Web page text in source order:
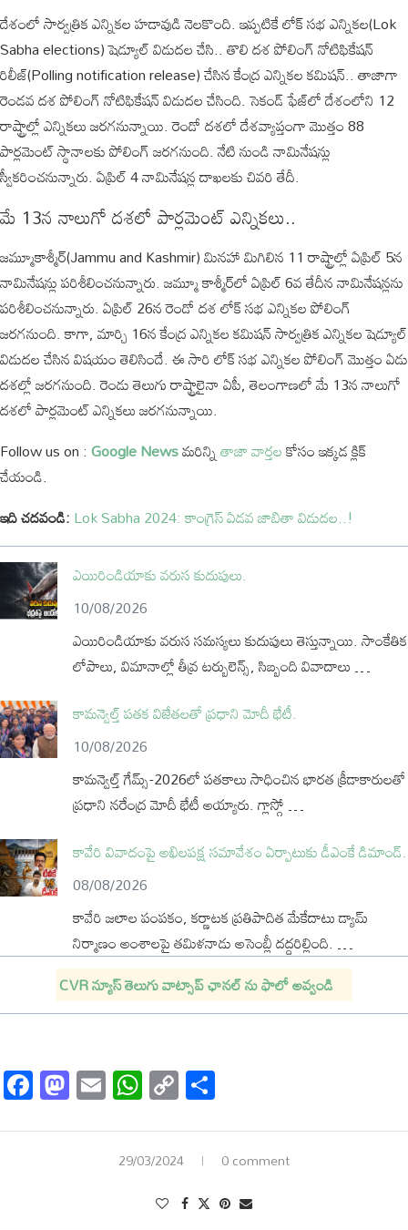
దేశంలో సార్వత్రిక ఎన్నికల హడావుడి నెలకొంది. ఇప్పటికే లోక్ సభ ఎన్నికల(Lok
Sabha elections) షెడ్యూల్ విడుదల చేసి.. తొలి దశ పోలింగ్ నోటిఫికేషన్
రిలీజ్(Polling notification release) చేసిన కేంద్ర ఎన్నికల కమిషన్.. తాజాగా
రెండవ దశ పోలింగ్ నోటిఫికేషన్ విడుదల చేసింది. సెకండ్ ఫేజ్‌లో దేశంలోని 12
రాష్ట్రాల్లో ఎన్నికలు జరగనున్నాయి. రెండో దశలో దేశవ్యాప్తంగా మొత్తం 88
పార్లమెంట్ స్థానాలకు పోలింగ్ జరగనుంది. నేటి నుండి నామినేషన్లు
స్వీకరించనున్నారు. ఏప్రిల్ 4 నామినేషన్ల దాఖలకు చివరి తేదీ.
మే 13న నాలుగో దశలో పార్లమెంట్ ఎన్నికలు..
జమ్మూకాశ్మీర్(Jammu and Kashmir) మినహా మిగిలిన 11 రాష్ట్రాల్లో ఏప్రిల్ 5న
నామినేషన్లు పరిశీలించనున్నారు. జమ్మూ కాశ్మీర్‌లో ఏప్రిల్ 6వ తేదీన నామినేషన్లను
పరిశీలించనున్నారు. ఏప్రిల్ 26న రెండో దశ లోక్ సభ ఎన్నికల పోలింగ్
జరగనుంది. కాగా, మార్చి 16న కేంద్ర ఎన్నికల కమిషన్ సార్వత్రిక ఎన్నికల షెడ్యూల్
విడుదల చేసిన విషయం తెలిసిందే. ఈ సారి లోక్ సభ ఎన్నికల పోలింగ్ మొత్తం ఏడు
దశల్లో జరగనుంది. రెండు తెలుగు రాష్ట్రాలైనా ఏపీ, తెలంగాణలో మే 13న నాలుగో
దశలో పార్లమెంట్ ఎన్నికలు జరగనున్నాయి.
Follow us on :Google Newsమరిన్నితాజా వార్తలకోసం ఇక్కడ క్లిక్
చేయండి.
ఇది చదవండి:Lok Sabha 2024: కాంగ్రెస్ ఏడవ జాబితా విడుదల..!
ఎయిరిండియాకు వరుస కుదుపులు.
10/08/2026
ఎయిరిండియాకు వరుస సమస్యలు కుదుపులు తెస్తున్నాయి. సాంకేతిక
లోపాలు, విమానాల్లో తీవ్ర టర్బులెన్స్‌, సిబ్బంది వివాదాలు …
కామన్వెల్త్‌ పతక విజేతలతో ప్రధాని మోదీ భేటీ.
10/08/2026
కామన్వెల్త్‌ గేమ్స్‌-2026లో పతకాలు సాధించిన భారత క్రీడాకారులతో
ప్రధాని నరేంద్ర మోదీ భేటీ అయ్యారు. గ్లాస్గో …
కావేరి వివాదంపై అఖిలపక్ష సమావేశం ఏర్పాటుకు డీఎంకే డిమాండ్.
08/08/2026
కావేరి జలాల పంపకం, కర్ణాటక ప్రతిపాదిత మేకేదాటు డ్యామ్
నిర్మాణం అంశాలపై తమిళనాడు అసెంబ్లీ దద్దరిల్లింది. …
CVRన్యూస్తెలుగువాట్సాప్ఛానల్నుఫాలోఅవ్వండి
Facebook
Mastodon
EmailWhatsApp
Copy
Link
29/03/2024 0 comment